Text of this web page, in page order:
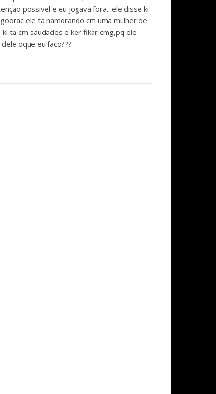
possivel e eu jogava fora…ele disse ki
ele ta namorando cm uma mulher de
ta cm saudades e ker fikar cmg,pq ele
oque eu faco???